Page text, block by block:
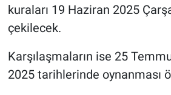
kuraları 19 Haziran 2025
çekilecek.
Karşılaşmaların ise 25
2025 tarihlerinde oynanması
Türkiye'nin Geleceği
Yerel Gündem